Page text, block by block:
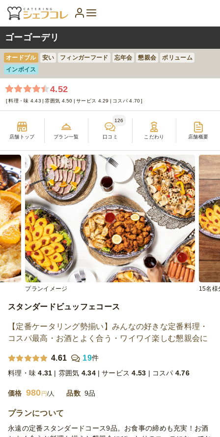
ゴーゴーデリ
オードブル 安い フィンガーフード 忘年会 懇親会
ボリューム
インボイス
4.52
料理・味 4.43 雰囲気 4.50 サービス 4.29 コスパ 4.70
店舗トップ プラン一覧 口コミ
126
こだわり 店舗概要
プランイメージ 15名様
スタンダードビュッフェコース
【定番ケータリング勢揃い】みんなの好きな定番料理・
コスパ最高・お酒とよく合う・ワイワイ楽しむ懇親会に
4.61 19件
料理・味 4.31 雰囲気 4.34 サービス 4.53 コスパ 4.76
価格 980 円/人 品数 9品
プランについて
永遠の定番スタンダードコース9品。お食事の締めも充実！お酒